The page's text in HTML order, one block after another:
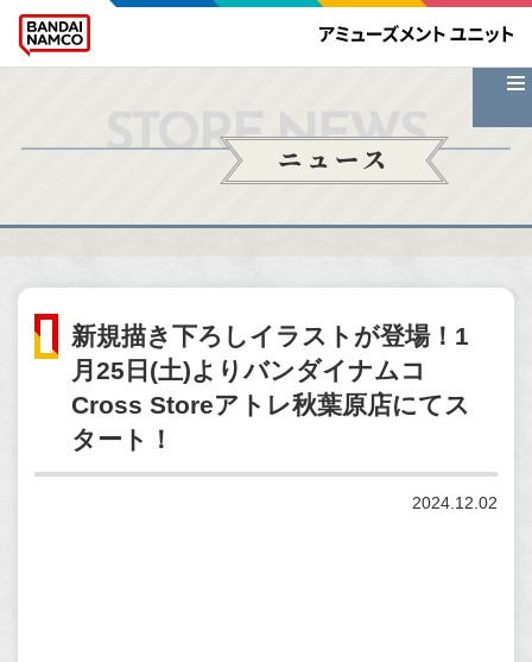
STORE NEWS
ニュース
新規描き下ろしイラストが登場！1
月25日(土)よりバンダイナムコ
Cross Storeアトレ秋葉原店にてス
タート！
2024.12.02